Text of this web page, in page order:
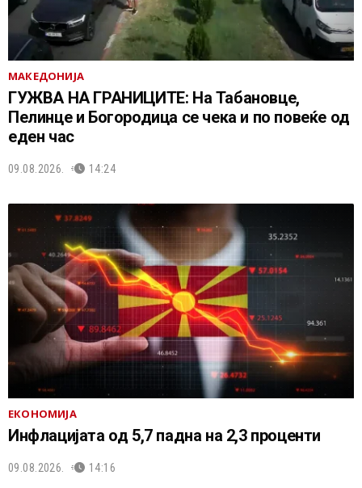
МАКЕДОНИЈА
ГУЖВА НА ГРАНИЦИТЕ: На Табановце,
Пелинце и Богородица се чека и по повеќе од
еден час
09.08.2026. 14:24
ЕКОНОМИЈА
Инфлацијата од 5,7 падна на 2,3 проценти
09.08.2026. 14:16